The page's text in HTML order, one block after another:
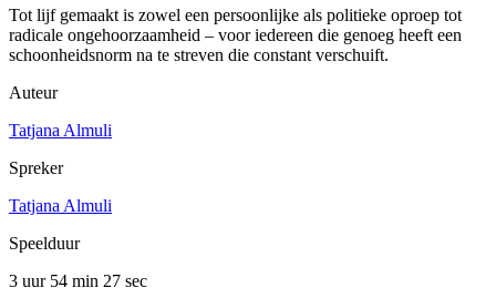
Tot lijf gemaakt is zowel een persoonlijke als politieke oproep tot
radicale ongehoorzaamheid – voor iedereen die genoeg heeft een
schoonheidsnorm na te streven die constant verschuift.
Auteur
Tatjana Almuli
Spreker
Tatjana Almuli
Speelduur
3 uur 54 min 27 sec